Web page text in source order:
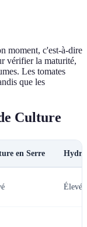
moment, c'est-à-dire
vérifier la maturité,
Les tomates
que les
Culture
en Serre
Élevé